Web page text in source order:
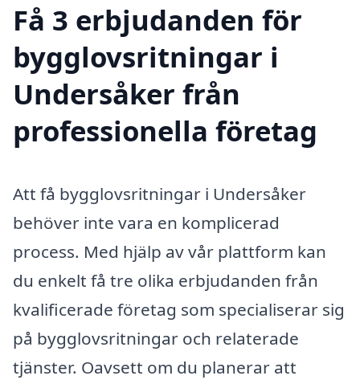
Få 3 erbjudanden för
bygglovsritningar i
Undersåker från
professionella företag
Att få bygglovsritningar i Undersåker
behöver inte vara en komplicerad
process. Med hjälp av vår plattform kan
du enkelt få tre olika erbjudanden från
kvalificerade företag som specialiserar sig
på bygglovsritningar och relaterade
tjänster. Oavsett om du planerar att